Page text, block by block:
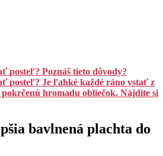
posteľ? Poznáš tieto dôvody?
posteľ? Je ľahké každé ráno vstať z
pokrčenú hromadu obliečok. Nájdite si
bavlnená plachta do